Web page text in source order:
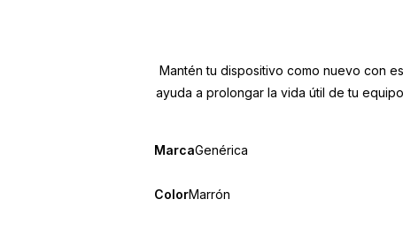
Mantén tu dispositivo como nuevo con
ayuda a prolongar la vida útil de tu
MarcaGenérica
ColorMarrón